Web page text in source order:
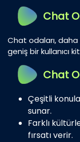
Chat
Chat odaları,
geniş bir kullanıcı
Chat
Çeşitli
sunar.
Farklı
fırsatı verir.